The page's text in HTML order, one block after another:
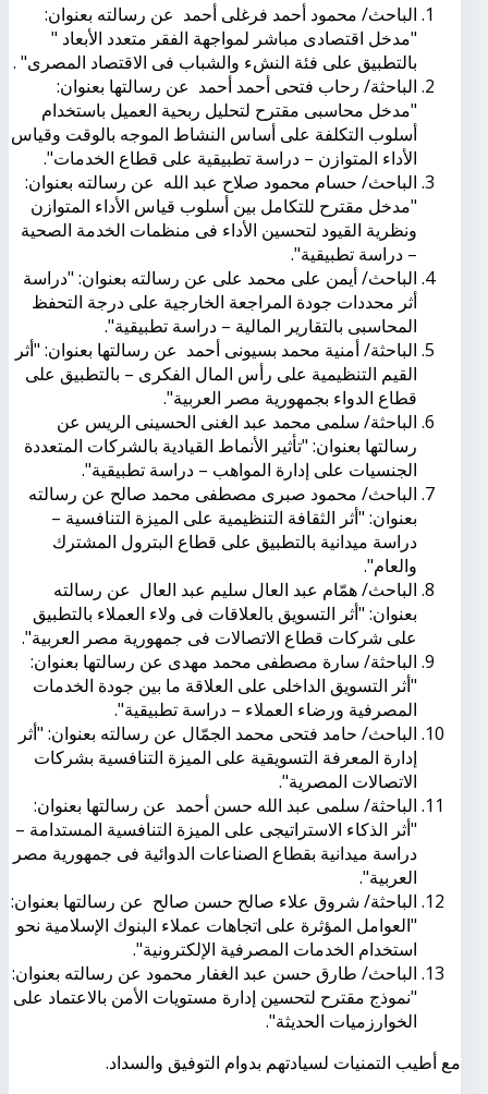
الباحث/ محمود أحمد فرغلى أحمد عن رسالته بعنوان:
"مدخل اقتصادى مباشر لمواجهة الفقر متعدد الأبعاد "
بالتطبيق على فئة النشء والشباب فى الاقتصاد المصرى" .
الباحثة/ رحاب فتحى أحمد أحمد عن رسالتها بعنوان:
"مدخل محاسبى مقترح لتحليل ربحية العميل باستخدام
أسلوب التكلفة على أساس النشاط الموجه بالوقت وقياس
الأداء المتوازن – دراسة تطبيقية على قطاع الخدمات".
الباحث/ حسام محمود صلاح عبد الله عن رسالته بعنوان:
"مدخل مقترح للتكامل بين أسلوب قياس الأداء المتوازن
ونظرية القيود لتحسين الأداء فى منظمات الخدمة الصحية
– دراسة تطبيقية".
الباحث/ أيمن على محمد على عن رسالته بعنوان: "دراسة
أثر محددات جودة المراجعة الخارجية على درجة التحفظ
المحاسبى بالتقارير المالية – دراسة تطبيقية".
الباحثة/ أمنية محمد بسيونى أحمد عن رسالتها بعنوان: "أثر
القيم التنظيمية على رأس المال الفكرى – بالتطبيق على
قطاع الدواء بجمهورية مصر العربية".
الباحثة/ سلمى محمد عبد الغنى الحسينى الريس عن
رسالتها بعنوان: "تأثير الأنماط القيادية بالشركات المتعددة
الجنسيات على إدارة المواهب – دراسة تطبيقية".
الباحث/ محمود صبرى مصطفى محمد صالح عن رسالته
بعنوان: "أثر الثقافة التنظيمية على الميزة التنافسية –
دراسة ميدانية بالتطبيق على قطاع البترول المشترك
والعام".
الباحث/ همّام عبد العال سليم عبد العال عن رسالته
بعنوان: "أثر التسويق بالعلاقات فى ولاء العملاء بالتطبيق
على شركات قطاع الاتصالات فى جمهورية مصر العربية".
الباحثة/ سارة مصطفى محمد مهدى عن رسالتها بعنوان:
"أثر التسويق الداخلى على العلاقة ما بين جودة الخدمات
المصرفية ورضاء العملاء – دراسة تطبيقية".
الباحث/ حامد فتحى محمد الجمّال عن رسالته بعنوان: "أثر
إدارة المعرفة التسويقية على الميزة التنافسية بشركات
الاتصالات المصرية".
الباحثة/ سلمى عبد الله حسن أحمد عن رسالتها بعنوان:
"أثر الذكاء الاستراتيجى على الميزة التنافسية المستدامة –
دراسة ميدانية بقطاع الصناعات الدوائية فى جمهورية مصر
العربية".
الباحثة/ شروق علاء صالح حسن صالح عن رسالتها بعنوان:
"العوامل المؤثرة على اتجاهات عملاء البنوك الإسلامية نحو
استخدام الخدمات المصرفية الإلكترونية".
الباحث/ طارق حسن عبد الغفار محمود عن رسالته بعنوان:
"نموذج مقترح لتحسين إدارة مستويات الأمن بالاعتماد على
الخوارزميات الحديثة".
مع أطيب التمنيات لسيادتهم بدوام التوفيق والسداد.